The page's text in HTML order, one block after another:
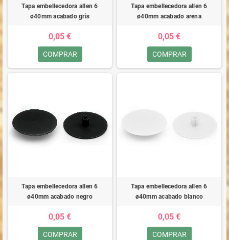
Tapa embellecedora allen 6
ø40mm acabado gris
0,05 €
COMPRAR
Tapa embellecedora allen 6
ø40mm acabado arena
0,05 €
COMPRAR
Tapa embellecedora allen 6
ø40mm acabado negro
0,05 €
COMPRAR
Tapa embellecedora allen 6
ø40mm acabado blanco
0,05 €
COMPRAR